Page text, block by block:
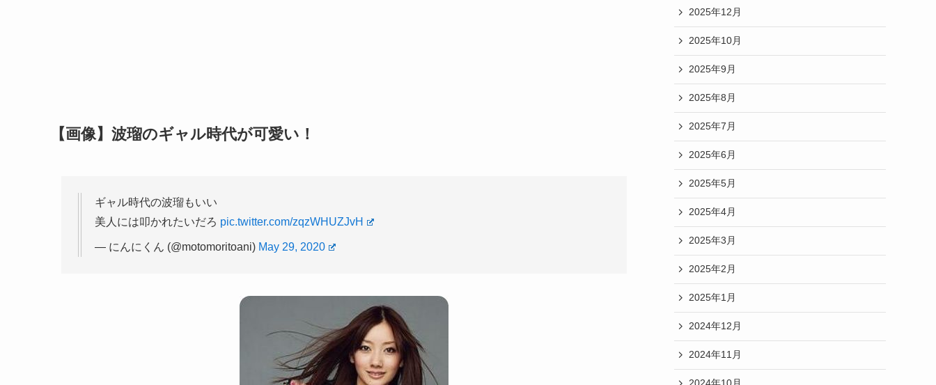
【画像】波瑠のギャル時代が可愛い！
ギャル時代の波瑠もいい
美人には叩かれたいだろ pic.twitter.com/zqzWHUZJvH
— にんにくん (@motomoritoani) May 29, 2020
2025年12月
2025年10月
2025年9月
2025年8月
2025年7月
2025年6月
2025年5月
2025年4月
2025年3月
2025年2月
2025年1月
2024年12月
2024年11月